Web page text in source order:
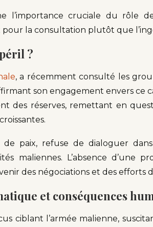
l’importance cruciale du rôle
la consultation plutôt que
?
, a récemment consulté les
son engagement envers ce
des réserves, remettant en
paix, refuse de dialoguer
maliennes. L’absence d’une
des négociations et des efforts
et conséquences
ciblant l’armée malienne,